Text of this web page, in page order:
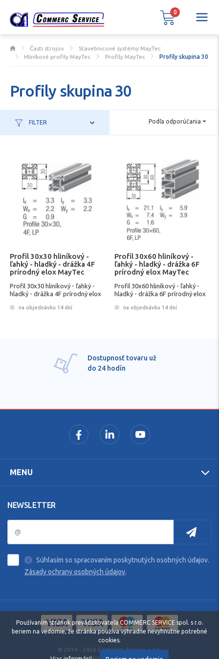
Časti strojov
Stavebnicové systémy MayTec
Hliníkové profily MayTec
Profily MayTec Profily skupina 30
Profily skupina 30
FILTER Podľa odporúčania
Profil 30x30 hliníkový -
ľahký - hladký - drážka 4F
prírodný elox MayTec
Profil 30x30 hliníkový - ľahký -
hladký - drážka 4F prírodný elox
na objednávku 14 dní
Profil 30x60 hliníkový -
ľahký - hladký - drážka 6F
prírodný elox MayTec
Profil 30x60 hliníkový - ľahký -
hladký - drážka 6F prírodný elox
na objednávku 14 dní
Dostupnosť tovaru už
do 24 hodín
MENU
NEWSLETTER
Súhlasím so spracovaním poskytnutých osobných údajov.
Zásady ochrany osobných údajov.
© 2014 - 2026 Commerc Service, s.r.o.
0
Používaním stránok prevádzkovateľa COMMERC SERVICE spol. s r.o.
beriem na vedomie, že stránka používa výhradne nevyhnutne potrebné
cookies.